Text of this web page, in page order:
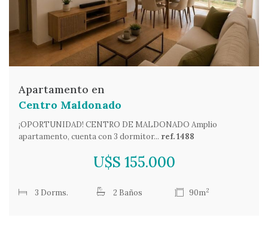
Apartamento en
Centro Maldonado
¡OPORTUNIDAD! CENTRO DE MALDONADO Amplio
apartamento, cuenta con 3 dormitor... ref. 1488
U$S 155.000
3 Dorms. 2 Baños 90m2